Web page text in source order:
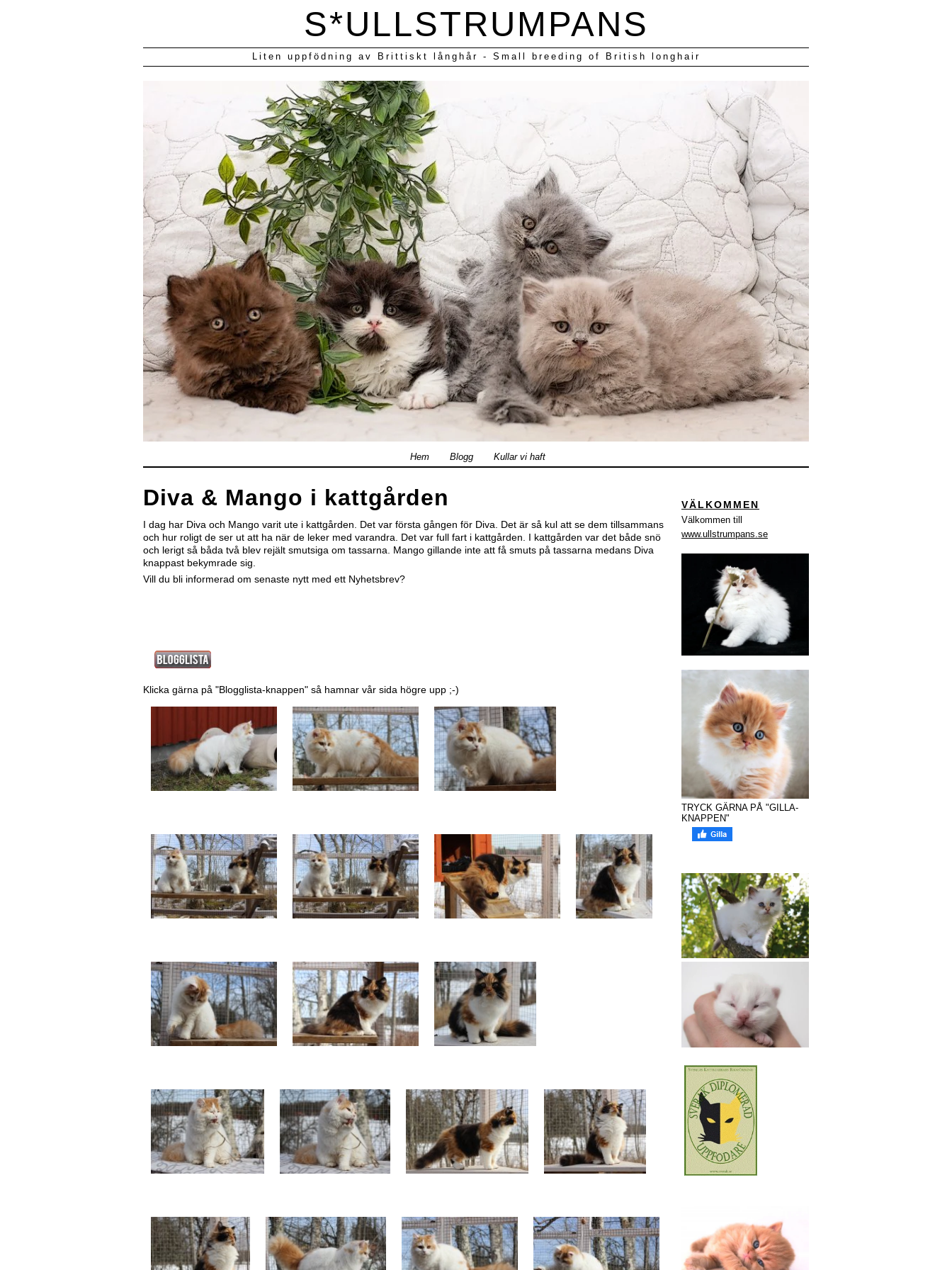
S*ULLSTRUMPANS
Liten uppfödning av Brittiskt långhår - Small breeding of British longhair
Hem Blogg Kullar vi haft
Diva & Mango i kattgården
I dag har Diva och Mango varit ute i kattgården. Det var första gången för Diva. Det är så kul att se dem tillsammans
och hur roligt de ser ut att ha när de leker med varandra. Det var full fart i kattgården. I kattgården var det både snö
och lerigt så båda två blev rejält smutsiga om tassarna. Mango gillande inte att få smuts på tassarna medans Diva
knappast bekymrade sig.
Vill du bli informerad om senaste nytt med ett Nyhetsbrev?
Klicka gärna på "Blogglista-knappen" så hamnar vår sida högre upp ;-)
VÄLKOMMEN
Välkommen till
www.ullstrumpans.se
TRYCK GÄRNA PÅ "GILLA-
KNAPPEN"